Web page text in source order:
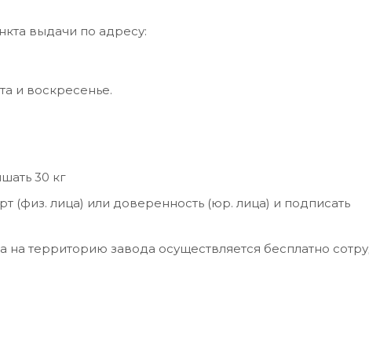
выдачи по адресу:
и воскресенье.
30 кг
(физ. лица) или доверенность (юр. лица) и подписать
на территорию завода осуществляется бесплатно